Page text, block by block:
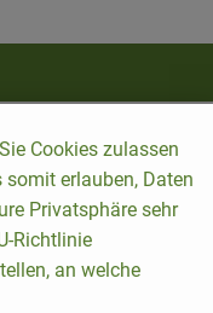
Cookies zulassen
erlauben, Daten
Privatsphäre sehr
Richtlinie
an welche